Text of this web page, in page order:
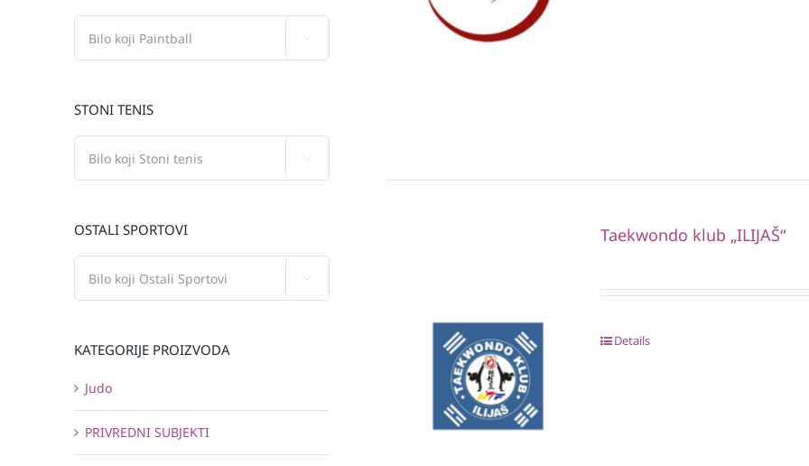
Taekwondo klub „ILIJAŠ“
Details
STONI TENIS
OSTALI SPORTOVI
KATEGORIJE PROIZVODA
Judo
PRIVREDNI SUBJEKTI